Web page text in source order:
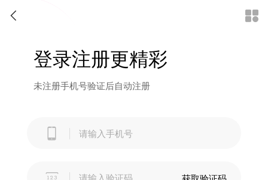

登录注册更精彩
未注册手机号验证后自动注册
